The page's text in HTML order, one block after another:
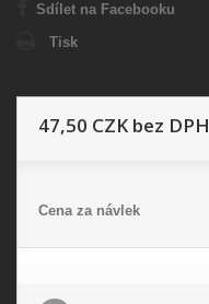
Sdílet na Facebooku
Tisk
47,50 CZK bez DPH
Cena za návlek